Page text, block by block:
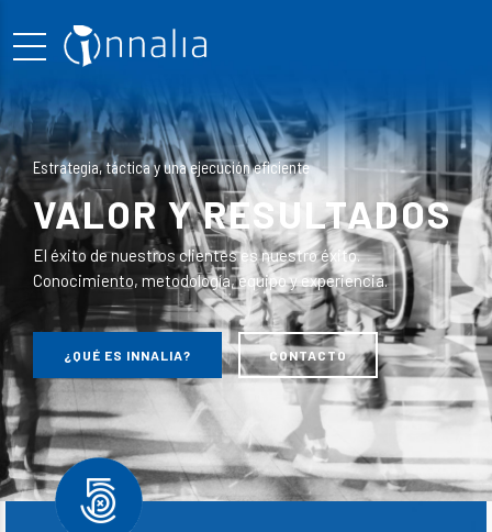
Estrategia, táctica y una ejecución eficiente
VALOR Y RESULTADOS
El éxito de nuestros clientes es nuestro éxito.
Conocimiento, metodología, equipo y experiencia.
¿QUÉ ES INNALIA? CONTACTO